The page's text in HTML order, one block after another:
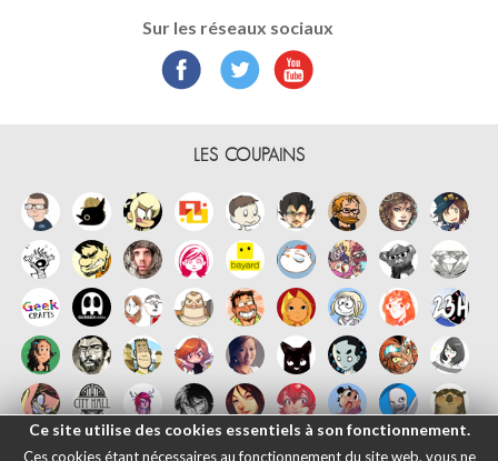
Sur les réseaux sociaux
LES COUPAINS
Ce site utilise des cookies essentiels à son fonctionnement.
Ces cookies étant nécessaires au fonctionnement du site web, vous ne